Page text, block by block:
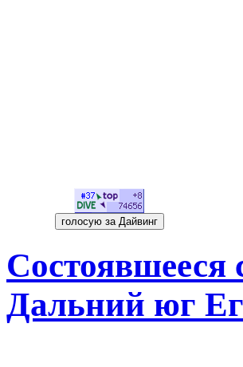
Состоявшееся
Дальний юг